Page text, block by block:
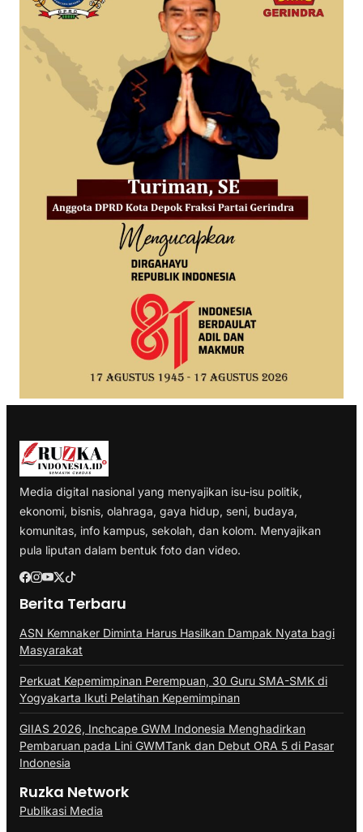
Media digital nasional yang menyajikan isu-isu politik,
ekonomi, bisnis, olahraga, gaya hidup, seni, budaya,
komunitas, info kampus, sekolah, dan kolom. Menyajikan
pula liputan dalam bentuk foto dan video.
Berita Terbaru
ASN Kemnaker Diminta Harus Hasilkan Dampak Nyata bagi
Masyarakat
Perkuat Kepemimpinan Perempuan, 30 Guru SMA-SMK di
Yogyakarta Ikuti Pelatihan Kepemimpinan
GIIAS 2026, Inchcape GWM Indonesia Menghadirkan
Pembaruan pada Lini GWMTank dan Debut ORA 5 di Pasar
Indonesia
Ruzka Network
Publikasi Media